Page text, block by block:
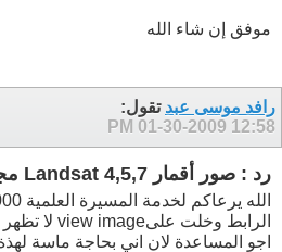
موفق إن شاء الله
رافد موسى عبد تقول:
01-30-2009 12:58 PM
رد : صور أقمار Landsat 4,5,7 مجانا للتنزيل ولأي سنة
الرابط وخلت علىview image لا تظهر عندي كلمة collection
اجو المساعدة لان اني بحاجة ماسة